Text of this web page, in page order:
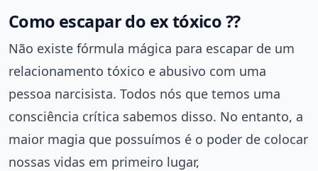
Como escapar do ex tóxico ??
Não existe fórmula mágica para escapar de um
relacionamento tóxico e abusivo com uma
pessoa narcisista. Todos nós que temos uma
consciência crítica sabemos disso. No entanto, a
maior magia que possuímos é o poder de colocar
nossas vidas em primeiro lugar,